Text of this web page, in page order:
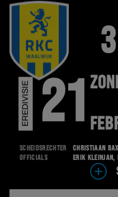
EREDIVISIE 21
Scheidsrechter
Christiaan Bax
Officials
Erik Kleinjan,